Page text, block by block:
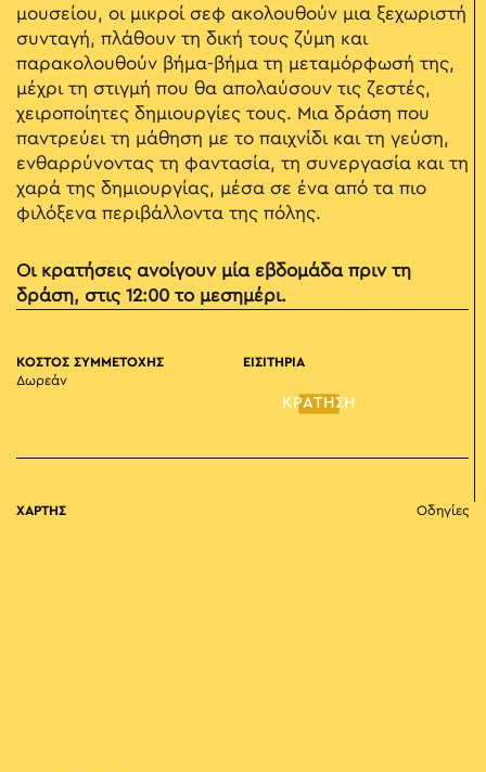
μουσείου, οι μικροί σεφ ακολουθούν μια ξεχωριστή
συνταγή, πλάθουν τη δική τους ζύμη και
παρακολουθούν βήμα-βήμα τη μεταμόρφωσή της,
μέχρι τη στιγμή που θα απολαύσουν τις ζεστές,
χειροποίητες δημιουργίες τους. Μια δράση που
παντρεύει τη μάθηση με το παιχνίδι και τη γεύση,
ενθαρρύνοντας τη φαντασία, τη συνεργασία και τη
χαρά της δημιουργίας, μέσα σε ένα από τα πιο
φιλόξενα περιβάλλοντα της πόλης.
Οι κρατήσεις ανοίγουν μία εβδομάδα πριν τη
δράση, στις 12:00 το μεσημέρι.
ΚΟΣΤΟΣ ΣΥΜΜΕΤΟΧΗΣ
Δωρεάν
ΕΙΣΙΤΗΡΙΑ
ΚΡΑΤΗΣΗ
ΧΑΡΤΗΣ Οδηγίες